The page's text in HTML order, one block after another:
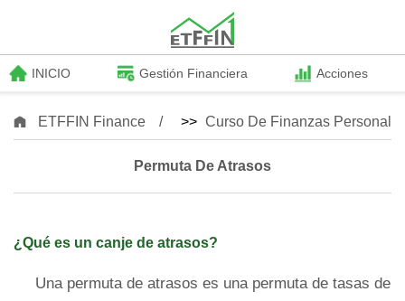
INICIO Gestión Financiera Acciones
ETFFIN Finance >> Curso De Finanzas
Permuta De Atrasos
¿Qué es un canje de atrasos?
Una permuta de atrasos es una permuta de tasas de